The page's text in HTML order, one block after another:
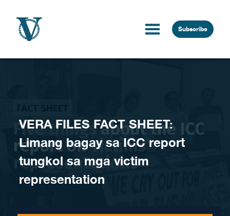
Subscribe
VERA FILES FACT SHEET:
Limang bagay sa ICC report
tungkol sa mga victim
representation